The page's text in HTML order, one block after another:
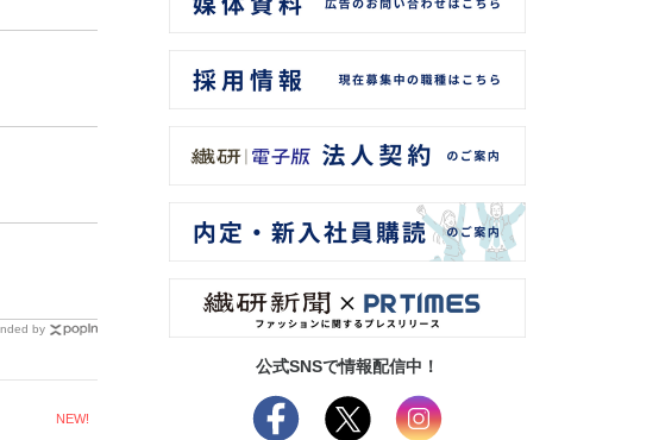
by
NEW!
公式SNSで情報配信中！